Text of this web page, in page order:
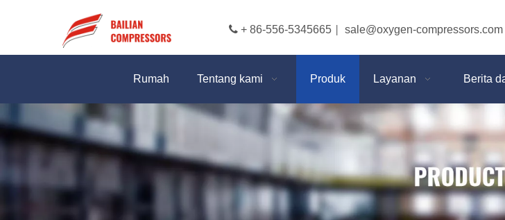
 + 86-556-5345665 sale@oxygen-compressors.com
Rumah Tentang kami Produk Layanan Berita